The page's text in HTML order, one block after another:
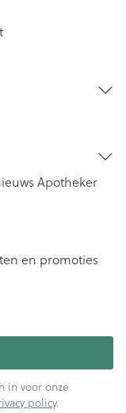
Apotheker
en promoties
in voor onze
policy.